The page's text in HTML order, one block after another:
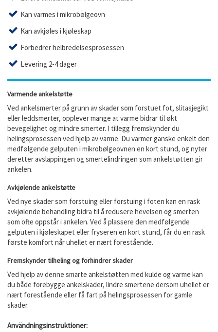
Kan varmes i mikrobølgeovn
Kan avkjøles i kjøleskap
Forbedrer helbredelsesprosessen
Levering 2-4 dager
Varmende ankelstøtte
Ved ankelsmerter på grunn av skader som forstuet fot, slitasjegikt
eller leddsmerter, opplever mange at varme bidrar til økt
bevegelighet og mindre smerter. I tillegg fremskynder du
helingsprosessen ved hjelp av varme. Du varmer ganske enkelt den
medfølgende gelputen i mikrobølgeovnen en kort stund, og nyter
deretter avslappingen og smertelindringen som ankelstøtten gir
ankelen.
Avkjølende ankelstøtte
Ved nye skader som forstuing eller forstuing i foten kan en rask
avkjølende behandling bidra til å redusere hevelsen og smerten
som ofte oppstår i ankelen. Ved å plassere den medfølgende
gelputen i kjøleskapet eller fryseren en kort stund, får du en rask
første komfort når uhellet er nært forestående.
Fremskynder tilheling og forhindrer skader
Ved hjelp av denne smarte ankelstøtten med kulde og varme kan
du både forebygge ankelskader, lindre smertene dersom uhellet er
nært forestående eller få fart på helingsprosessen for gamle
skader.
Användningsinstruktioner: